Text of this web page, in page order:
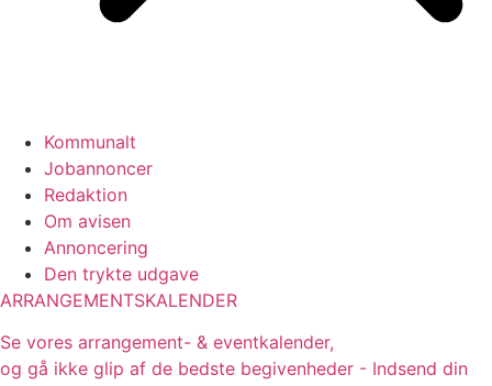
Kommunalt
Jobannoncer
Redaktion
Om avisen
Annoncering
Den trykte udgave
ARRANGEMENTSKALENDER
Se vores arrangement- & eventkalender,
og gå ikke glip af de bedste begivenheder - Indsend din